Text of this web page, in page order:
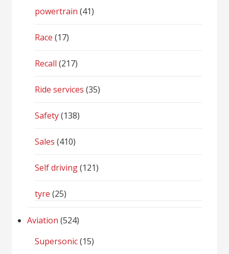
powertrain (41)
Race (17)
Recall (217)
Ride services (35)
Safety(138)
Sales (410)
Self driving(121)
tyre (25)
Aviation (524)
Supersonic(15)